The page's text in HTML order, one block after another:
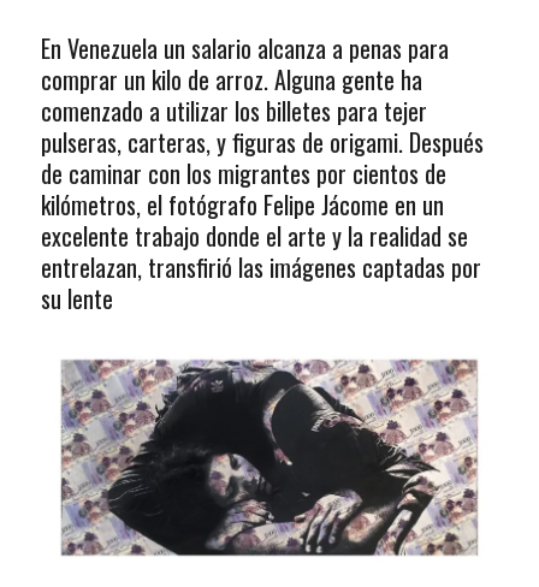
En Venezuela un salario alcanza a penas para
comprar un kilo de arroz. Alguna gente ha
comenzado a utilizar los billetes para tejer
pulseras, carteras, y figuras de origami. Después
de caminar con los migrantes por cientos de
kilómetros, el fotógrafo Felipe Jácome en un
excelente trabajo donde el arte y la realidad se
entrelazan, transfirió las imágenes captadas por
su lente